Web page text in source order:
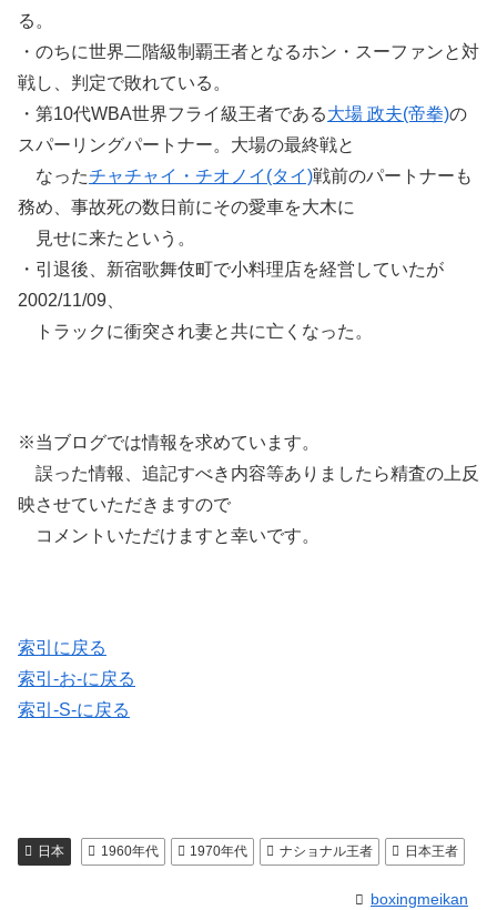
る。
・のちに世界二階級制覇王者となるホン・スーファンと対
戦し、判定で敗れている。
・第10代WBA世界フライ級王者である大場 政夫(帝拳)の
スパーリングパートナー。大場の最終戦と
なったチャチャイ・チオノイ(タイ)戦前のパートナーも
務め、事故死の数日前にその愛車を大木に
見せに来たという。
・引退後、新宿歌舞伎町で小料理店を経営していたが
2002/11/09、
トラックに衝突され妻と共に亡くなった。
※当ブログでは情報を求めています。
誤った情報、追記すべき内容等ありましたら精査の上反
映させていただきますので
コメントいただけますと幸いです。
索引に戻る
索引-お-に戻る
索引-S-に戻る
日本 1960年代 1970年代 ナショナル王者 日本王者
boxingmeikan